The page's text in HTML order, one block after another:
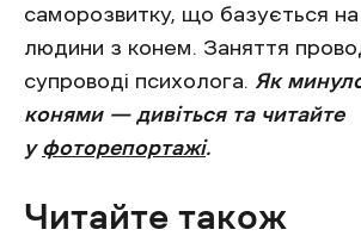
саморозвитку, що базується на
людини з конем. Заняття
супроводі психолога. Як
конями — дивіться та читайте
у фоторепортажі.
Читайте також